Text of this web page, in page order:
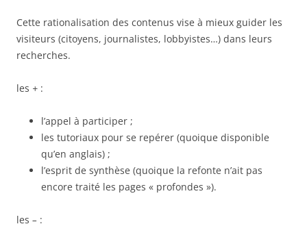
Cette rationalisation des contenus vise à mieux guider les
visiteurs (citoyens, journalistes, lobbyistes…) dans leurs
recherches.
les + :
l’appel à participer ;
les tutoriaux pour se repérer (quoique disponible
qu’en anglais) ;
l’esprit de synthèse (quoique la refonte n’ait pas
encore traité les pages « profondes »).
les – :